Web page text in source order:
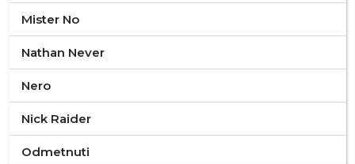
Mister No
Nathan Never
Nero
Nick Raider
Odmetnuti